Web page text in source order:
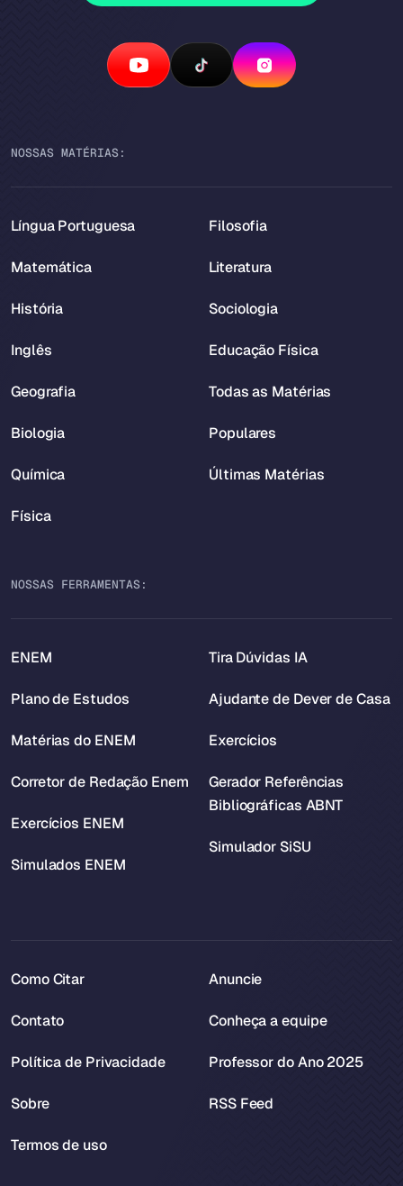
NOSSAS MATÉRIAS:
Língua Portuguesa
Matemática
História
Inglês
Geografia
Biologia
Química
Física
Filosofia
Literatura
Sociologia
Educação Física
Todas as Matérias
Populares
Últimas Matérias
NOSSAS FERRAMENTAS:
ENEM
Plano de Estudos
Matérias do ENEM
Corretor de Redação Enem
Exercícios ENEM
Simulados ENEM
Tira Dúvidas IA
Ajudante de Dever de Casa
Exercícios
Gerador Referências
Bibliográficas ABNT
Simulador SiSU
Como Citar
Contato
Política de Privacidade
Sobre
Termos de uso
Anuncie
Conheça a equipe
Professor do Ano 2025
RSS Feed